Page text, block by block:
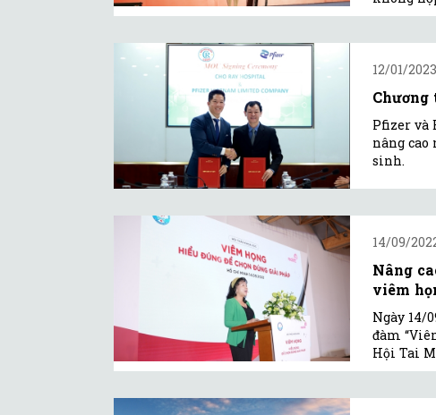
12/01/
Pfizer và
nâng
sinh.
14/09/
Nâng
viêm
Ngày 14/
đàm
Hội Tai